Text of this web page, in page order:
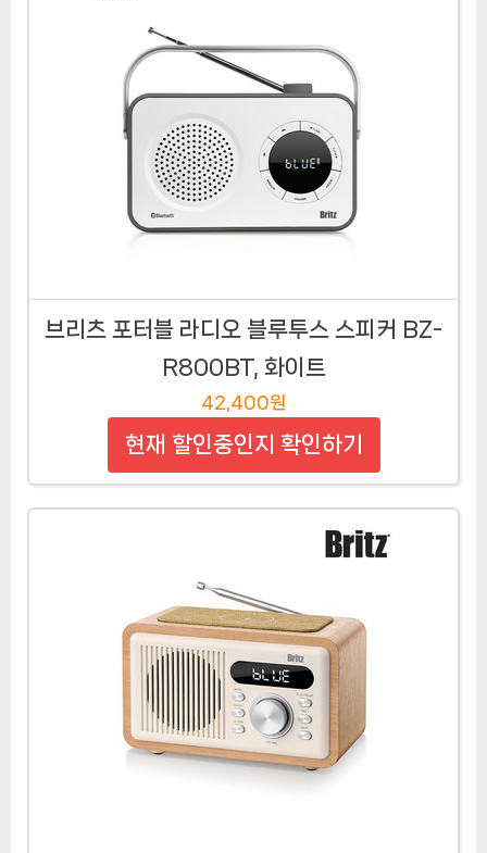
브리츠 포터블 라디오 블루투스 스피커 BZ-
R800BT, 화이트
42,400원
현재 할인중인지 확인하기